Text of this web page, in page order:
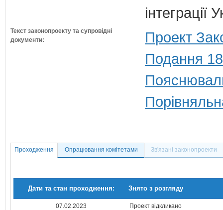
Текст законопроекту та супровідні
документи:
Проект
Подання
Проходження Опрацювання комітетами Зв'язані законопроекти
Дати та стан проходження: Знято з розгляду
07.02.2023
Проект відкликано